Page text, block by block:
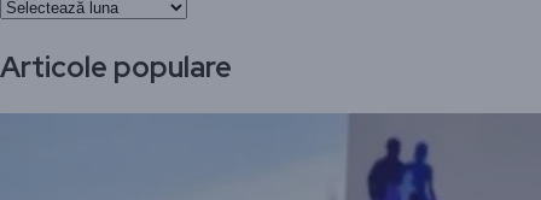
Articole populare